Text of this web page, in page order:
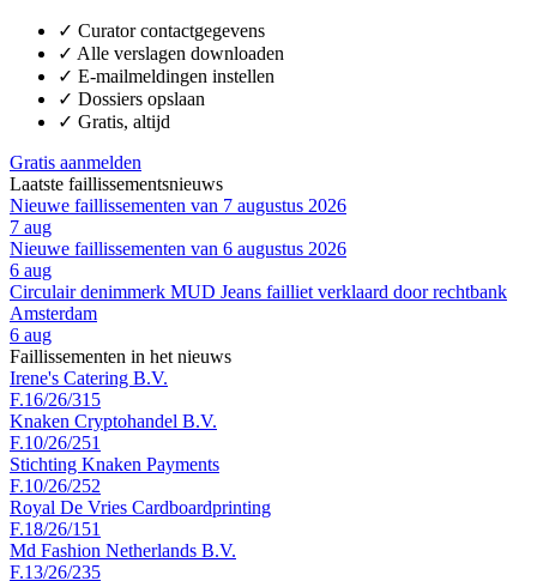
✓ Curator contactgegevens
✓ Alle verslagen downloaden
✓ E-mailmeldingen instellen
✓ Dossiers opslaan
✓ Gratis, altijd
Gratis aanmelden
Laatste faillissementsnieuws
Nieuwe faillissementen van 7 augustus 2026
7 aug
Nieuwe faillissementen van 6 augustus 2026
6 aug
Circulair denimmerk MUD Jeans failliet verklaard door rechtbank
Amsterdam
6 aug
Faillissementen in het nieuws
Irene's Catering B.V.
F.16/26/315
Knaken Cryptohandel B.V.
F.10/26/251
Stichting Knaken Payments
F.10/26/252
Royal De Vries Cardboardprinting
F.18/26/151
Md Fashion Netherlands B.V.
F.13/26/235